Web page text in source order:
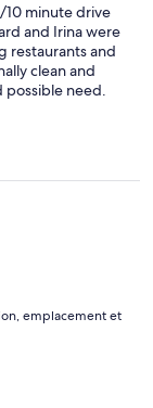
10 minute drive
and Irina were
restaurants and
clean and
need.
can see how
to both the
pool was
this is
hope to
emplacement et